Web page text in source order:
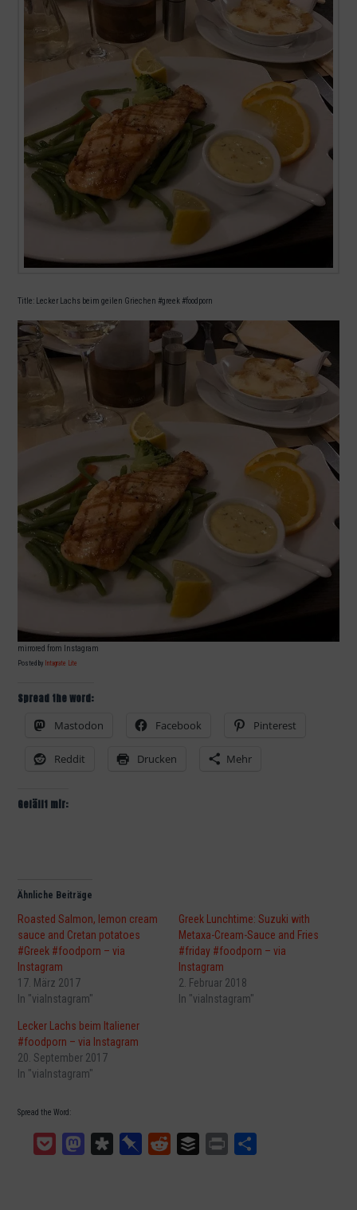
Title: Lecker Lachs beim geilen Griechen #greek #foodporn
mirrored from Instagram
Posted by Intagrate Lite
Spread the word:
Mastodon
Facebook Pinterest
Reddit Drucken Mehr
Gefällt mir:
Ähnliche Beiträge
Roasted Salmon, lemon cream
sauce and Cretan potatoes
#Greek #foodporn – via
Instagram
17. März 2017
In "viaInstagram"
Greek Lunchtime: Suzuki with
Metaxa-Cream-Sauce and Fries
#friday #foodporn – via
Instagram
2. Februar 2018
In "viaInstagram"
Lecker Lachs beim Italiener
#foodporn – via Instagram
20. September 2017
In "viaInstagram"
Spread the Word:
Pocket MastodonDiasporaPinboardReddit Buffer Print